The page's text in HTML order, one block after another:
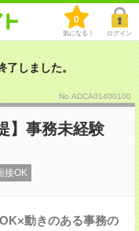
0
気になる！ ログイン
しました。
No.ADCA01400100
】事務未経験
接OK
動きのある事務の